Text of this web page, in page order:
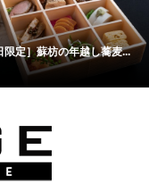
限定］蘇枋の年越し蕎麦...